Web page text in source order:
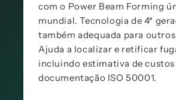
com o Power Beam Forming
mundial. Tecnologia de 4ª
também adequada para outros
Ajuda a localizar e retificar
incluindo estimativa de custos
documentação ISO 50001.